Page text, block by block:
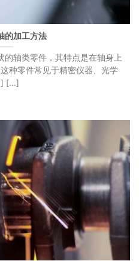
的加工方法
的轴类零件，其特点是在轴身上
种零件常见于精密仪器、光学
[...]